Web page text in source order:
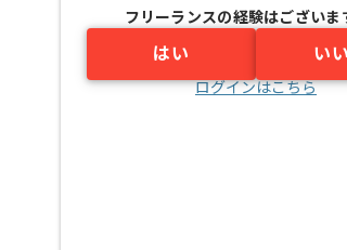
フリーランスの経験はございま
はい い
ログインはこちら